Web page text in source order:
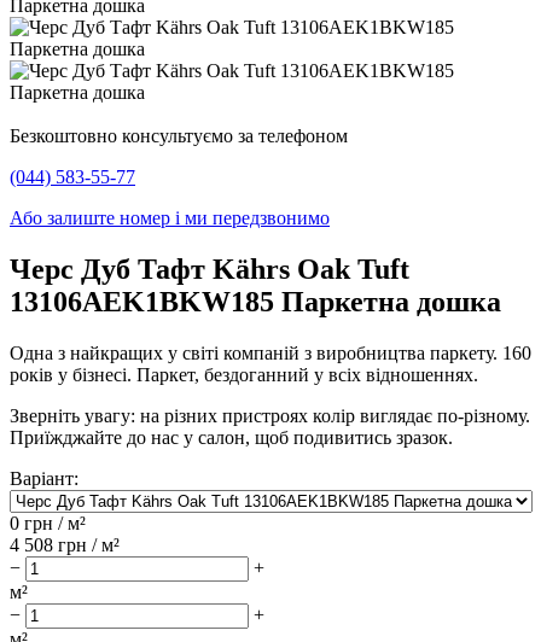
Безкоштовно консультуємо за телефоном
(044) 583-55-77
Або залиште номер і ми передзвонимо
Черс Дуб Тафт Kährs Oak Tuft
13106AEK1BKW185 Паркетна дошка
Одна з найкращих у світі компаній з виробництва паркету. 160
років у бізнесі. Паркет, бездоганний у всіх відношеннях.
Зверніть увагу: на різних пристроях колір виглядає по-різному.
Приїжджайте до нас у салон, щоб подивитись зразок.
Варіант:
0 грн / м²
4 508 грн / м²
−
+
м²
−
+